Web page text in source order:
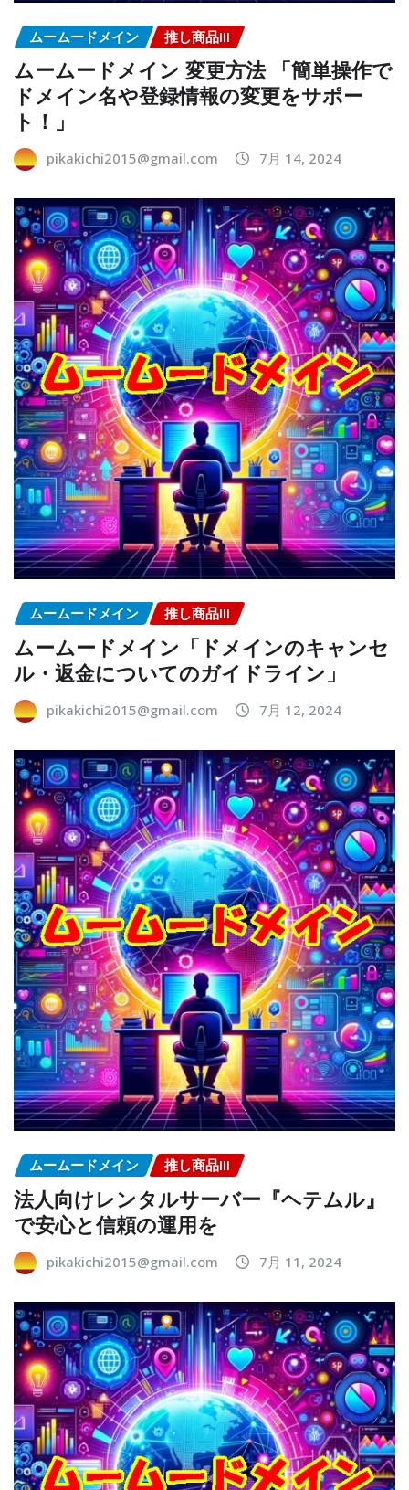
ムームードメイン 推し商品III
ムームードメイン 変更方法 「簡単操作で
ドメイン名や登録情報の変更をサポー
ト！」
pikakichi2015@gmail.com 7月 14, 2024
ムームードメイン 推し商品III
ムームードメイン「ドメインのキャンセ
ル・返金についてのガイドライン」
pikakichi2015@gmail.com 7月 12, 2024
ムームードメイン 推し商品III
法人向けレンタルサーバー『ヘテムル』
で安心と信頼の運用を
pikakichi2015@gmail.com 7月 11, 2024